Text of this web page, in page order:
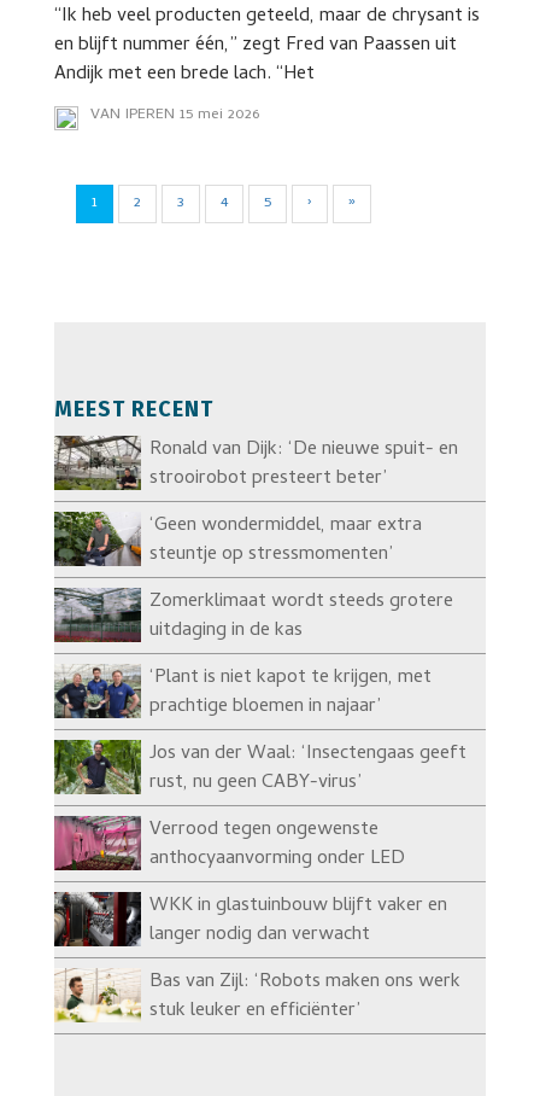
“Ik heb veel producten geteeld, maar de chrysant is
en blijft nummer één,” zegt Fred van Paassen uit
Andijk met een brede lach. “Het
VAN IPEREN 15 mei 2026
1 2 3 4 5 › »
MEEST RECENT
Ronald van Dijk: ‘De nieuwe spuit- en
strooirobot presteert beter’
‘Geen wondermiddel, maar extra
steuntje op stressmomenten’
Zomerklimaat wordt steeds grotere
uitdaging in de kas
‘Plant is niet kapot te krijgen, met
prachtige bloemen in najaar’
Jos van der Waal: ‘Insectengaas geeft
rust, nu geen CABY-virus’
Verrood tegen ongewenste
anthocyaanvorming onder LED
WKK in glastuinbouw blijft vaker en
langer nodig dan verwacht
Bas van Zijl: ‘Robots maken ons werk
stuk leuker en efficiënter’